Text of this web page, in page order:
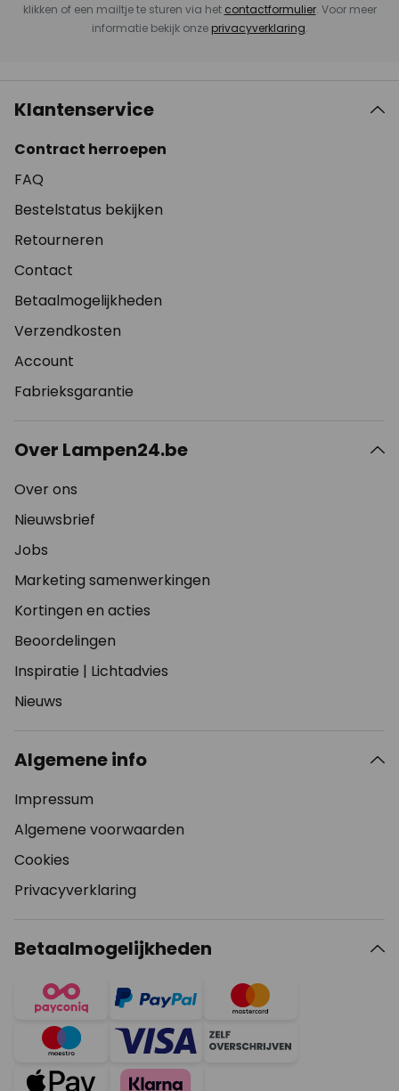
klikken of een mailtje te sturen via het contactformulier. Voor meer
informatie bekijk onze privacyverklaring.
Klantenservice
Contract herroepen
FAQ
Bestelstatus bekijken
Retourneren
Contact
Betaalmogelijkheden
Verzendkosten
Account
Fabrieksgarantie
Over Lampen24.be
Over ons
Nieuwsbrief
Jobs
Marketing samenwerkingen
Kortingen en acties
Beoordelingen
Inspiratie | Lichtadvies
Nieuws
Algemene info
Impressum
Algemene voorwaarden
Cookies
Privacyverklaring
Betaalmogelijkheden